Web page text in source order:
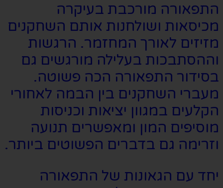
התפאורה מורכבת בעיקרה
מכיסאות ושולחנות אותם השחקנים
מזיזים לאורך המחזמר. הרגשות
וההסתבכות בעלילה מורגשים גם
בסידור התפאורה הכה פשוטה.
מעברי השחקנים בין הבמה לאחורי
הקלעים במגוון יציאות וכניסות
מוסיפים המון ומאפשרים תנועה
וזרימה גם בדברים הפשוטים ביותר.
יחד עם הגאונות של התפאורה